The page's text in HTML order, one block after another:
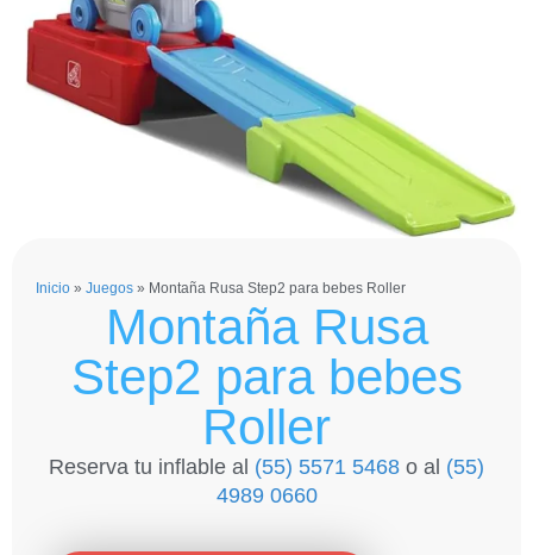
Inicio » Juegos » Montaña Rusa Step2 para bebes Roller
Montaña Rusa
Step2 para bebes
Roller
Reserva tu inflable al (55) 5571 5468 o al (55)
4989 0660